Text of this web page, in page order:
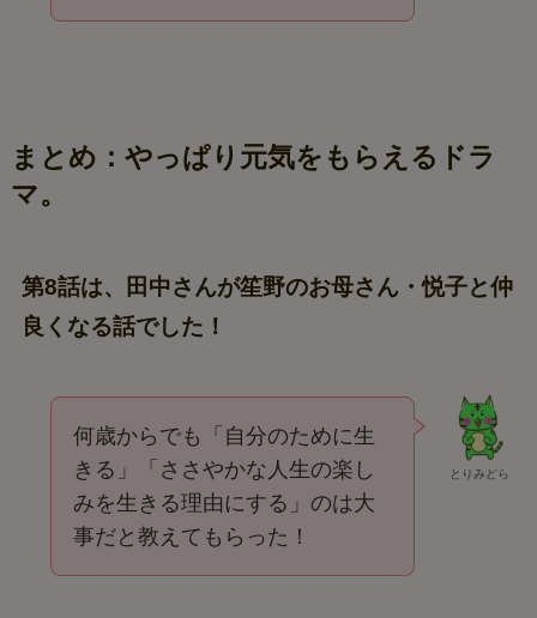
まとめ：やっぱり元気をもらえるドラ
マ。
第8話は、田中さんが笙野のお母さん・悦子と仲
良くなる話でした！
とりみどら
何歳からでも「自分のために生
きる」「ささやかな人生の楽し
みを生きる理由にする」のは大
事だと教えてもらった！